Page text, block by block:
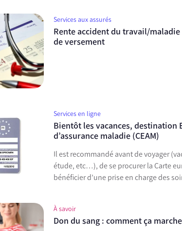
Services aux assurés
Rente accident du travail/
de versement
Services en ligne
Bientôt les vacances, destination
d’assurance maladie (CEAM)
Il est recommandé avant de voyager
étude, etc…), de se procurer la Carte
bénéficier d’une prise en charge des
À savoir
Don du sang : comment ça